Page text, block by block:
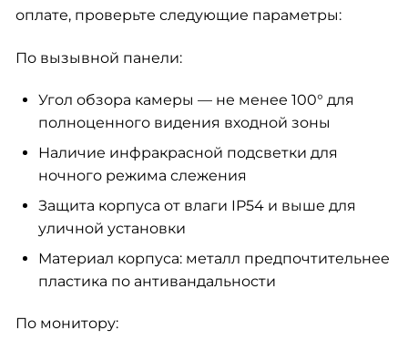
оплате, проверьте следующие параметры:
По вызывной панели:
Угол обзора камеры — не менее 100° для
полноценного видения входной зоны
Наличие инфракрасной подсветки для
ночного режима слежения
Защита корпуса от влаги IP54 и выше для
уличной установки
Материал корпуса: металл предпочтительнее
пластика по антивандальности
По монитору: